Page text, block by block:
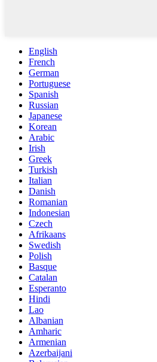
English
French
German
Portuguese
Spanish
Russian
Japanese
Korean
Arabic
Irish
Greek
Turkish
Italian
Danish
Romanian
Indonesian
Czech
Afrikaans
Swedish
Polish
Basque
Catalan
Esperanto
Hindi
Lao
Albanian
Amharic
Armenian
Azerbaijani